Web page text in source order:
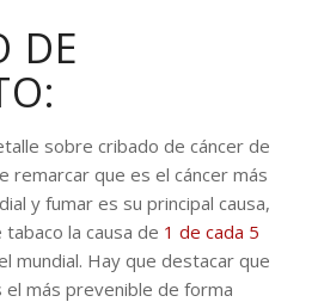
DE
sobre cribado de cáncer de
remarcar que es el cáncer más
y fumar es su principal causa,
la causa de 1 de cada 5
mundial. Hay que destacar que
el más prevenible de forma